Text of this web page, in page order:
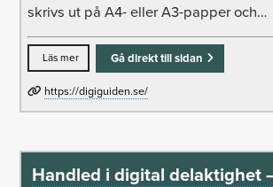
skrivs ut på A4- eller A3-papper och…
Läs mer Gå direkt till sidan
https://digiguiden.se/
Handled i digital delaktighet